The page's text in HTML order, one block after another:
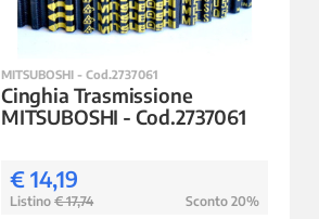
MITSUBOSHI - Cod.2737061
Cinghia Trasmissione
MITSUBOSHI - Cod.2737061
€ 14,19
Listino € 17,74 Sconto 20%